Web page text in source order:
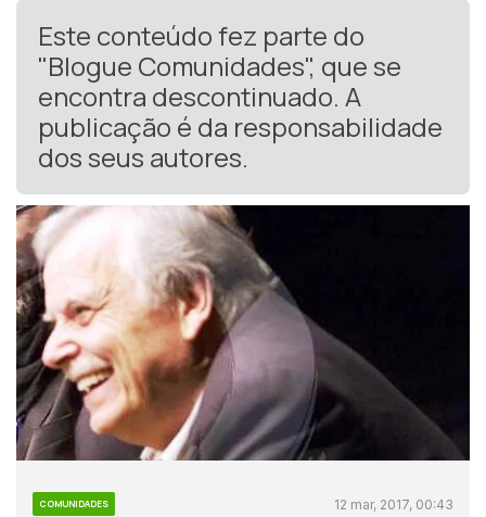
Este conteúdo fez parte do
"Blogue Comunidades", que se
encontra descontinuado. A
publicação é da responsabilidade
dos seus autores.
COMUNIDADES 12 mar, 2017, 00:43